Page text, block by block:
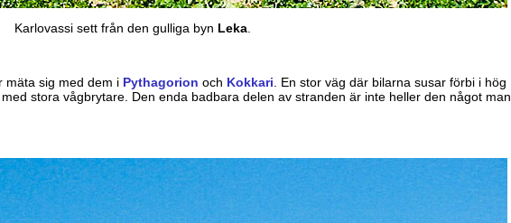
Karlovassi sett från den gulliga byn Leka
mäta sig med dem i Pythagorion och Kokkari . En stor väg där bilarna susar förbi i hög
stora vågbrytare. Den enda badbara delen av stranden är inte heller den något man